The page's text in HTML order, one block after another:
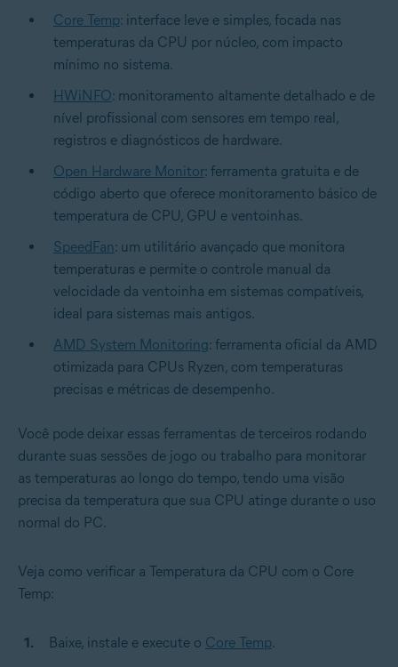
Core Temp: interface leve e simples, focada nas
temperaturas da CPU por núcleo, com impacto
mínimo no sistema.
HWiNFO: monitoramento altamente detalhado e de
nível profissional com sensores em tempo real,
registros e diagnósticos de hardware.
Open Hardware Monitor: ferramenta gratuita e de
código aberto que oferece monitoramento básico de
temperatura de CPU, GPU e ventoinhas.
SpeedFan: um utilitário avançado que monitora
temperaturas e permite o controle manual da
velocidade da ventoinha em sistemas compatíveis,
ideal para sistemas mais antigos.
AMD System Monitoring: ferramenta oficial da AMD
otimizada para CPUs Ryzen, com temperaturas
precisas e métricas de desempenho.
Você pode deixar essas ferramentas de terceiros rodando
durante suas sessões de jogo ou trabalho para monitorar
as temperaturas ao longo do tempo, tendo uma visão
precisa da temperatura que sua CPU atinge durante o uso
normal do PC.
Veja como verificar a Temperatura da CPU com o Core
Temp:
Baixe, instale e execute o Core Temp.